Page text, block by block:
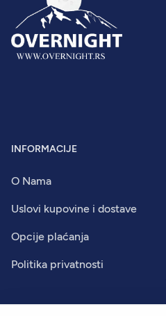
INFORMACIJE
O Nama
Uslovi kupovine i dostave
Opcije plaćanja
Politika privatnosti